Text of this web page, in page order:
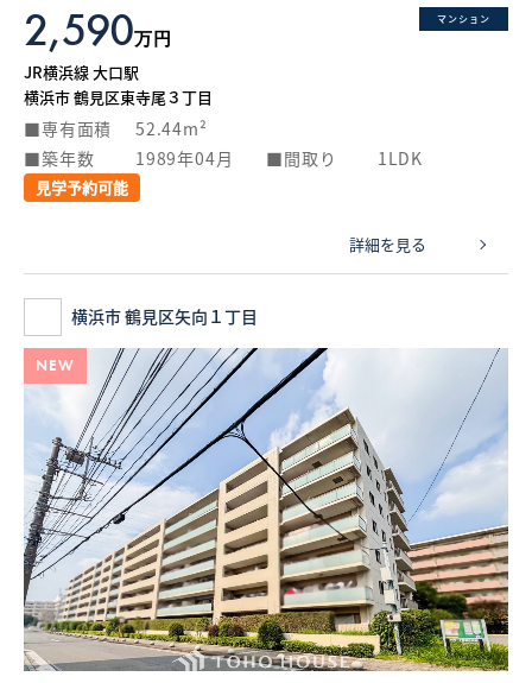
マンション
2,590万円
JR横浜線 大口駅
横浜市 鶴見区東寺尾３丁目
専有面積
52.44m²
築年数
1989年04月 間取り 1LDK
見学予約可能
詳細を見る
横浜市 鶴見区矢向１丁目
NEW